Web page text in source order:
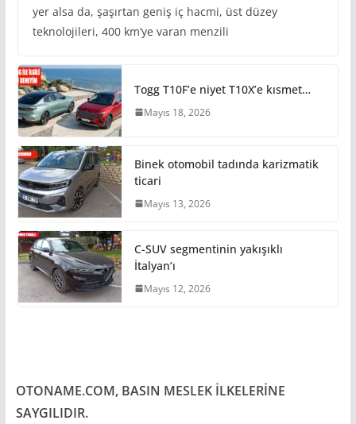
yer alsa da, şaşırtan geniş iç hacmi, üst düzey
teknolojileri, 400 km’ye varan menzili
Togg T10F’e niyet T10X’e kısmet…
Mayıs 18, 2026
Binek otomobil tadında karizmatik
ticari
Mayıs 13, 2026
C-SUV segmentinin yakışıklı
İtalyan’ı
Mayıs 12, 2026
OTONAME.COM, BASIN MESLEK İLKELERİNE
SAYGILIDIR.